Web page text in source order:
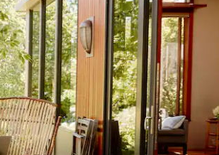
các thao tác chạm hoặc vuốt.